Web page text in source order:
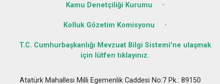
Kamu Denetçiliği Kurumu
Kolluk Gözetim Komisyonu
T.C. Cumhurbaşkanlığı Mevzuat Bilgi Sistemi'ne ulaşmak
için lütfen tıklayınız.
Atatürk Mahallesi Milli Egemenlik Caddesi No:7 Pk.: 89150